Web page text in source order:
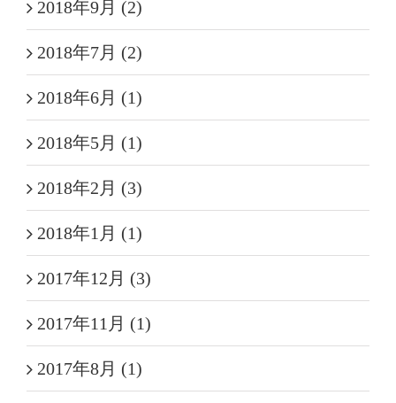
2018年9月 (2)
2018年7月 (2)
2018年6月 (1)
2018年5月 (1)
2018年2月 (3)
2018年1月 (1)
2017年12月 (3)
2017年11月 (1)
2017年8月 (1)